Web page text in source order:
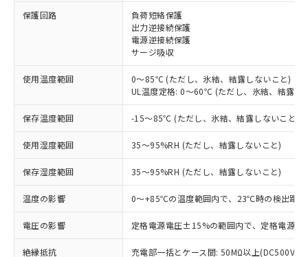
保護回路
負荷短絡保護
出力逆接続保護
電源逆接続保護
サージ吸収
使用温度範囲
0～85℃ (ただし、氷結、結露しないこと)
UL温度定格: 0～60℃ (ただし、氷結、結露し
保存温度範囲 -15～85℃ (ただし、氷結、結露しないこと)
使用湿度範囲 35～95%RH (ただし、結露しないこと)
保存湿度範囲 35～95%RH (ただし、結露しないこと)
温度の影響 0～+85℃の温度範囲内で、23℃時の検出距
電圧の影響 定格電源電圧±15%の範囲内で、定格電源
絶縁抵抗 充電部一括とケース間: 50MΩ以上(DC500Vメ
ご利用条件
以下の条件をお読みいただき、同意のうえ
ご利用ください。
本サービスは、当社制御機器事業取扱
商品の当社在庫状況および標準価格
(税抜)を提供させていただくもので
当社制御機器事業取扱商品の中には、
本サービスの対象外となる商品もある
ことをご了承ください。
在庫状況および標準価格照会結果は、
対応済み：EU RoHS指令（10物質）の
非含有に対応した製品が提供可能な商品で
対応予定：EU RoHS指令（10物質）の非含
有に対応した製品に切り替える予定のある
商品です。
対応予定なし：EU RoHS指令（10物質）の
非含有に非対応の商品で、対応品を出す予
定はありません。
調査・確認中：EU RoHS指令（10物質）の
非含有の対応状況を調査中または確認中の
非該当品：ライセンス料など無形物で、有
害物質有無と関係のない商品です。
仕入先様の事情により、非含有部品として
いたものが、含有品と判明した場合などや
※1 中国RoHS○×表
「○」：最大均質材料含有率が中国RoHSの
基準値以下であることを示します。
「×」：最大均質材料含有率が中国RoHSの
基準値を超えていることを示します。
「－」：未確認です。当社販売部門へお問
い合わせください。
当社は、これら貴社製品のうち、外国
為替および外国貿易法に定める商品
（以下｢規制貨物等」という）を輸出